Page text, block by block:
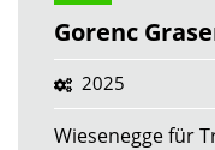
Gorenc
2025
Wiesenegge für